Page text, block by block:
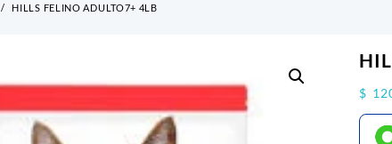
HILLS FELINO ADULTO7+ 4LB
$